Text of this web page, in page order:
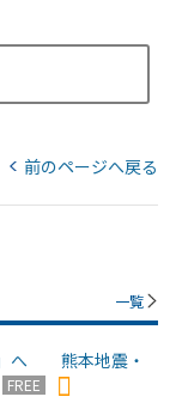
前のページへ戻る
一覧
」へ 熊本地震・
FREE